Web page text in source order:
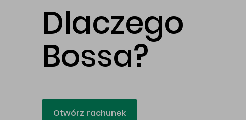
Dlaczego
Bossa?
Otwórz rachunek